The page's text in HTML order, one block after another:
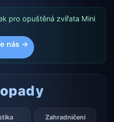
pro opuštěná zvířata Mini
nás →
Zahradničení